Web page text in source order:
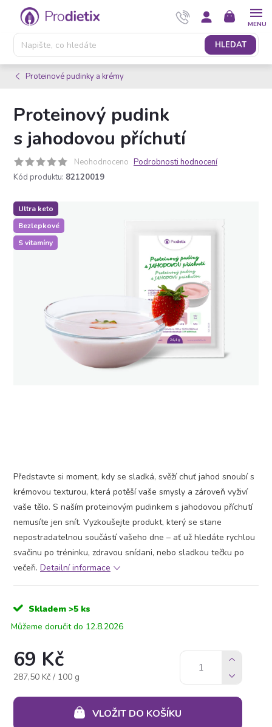
Přejít
obsah
HLEDAT
NÁKUPNÍ
KOŠÍK
Proteinové pudinky a krémy
Proteinový pudink
s jahodovou příchutí
Neohodnoceno Podrobnosti hodnocení
Kód produktu: 82120019
Ultra keto
Bezlepkové
S vitamíny
Představte si moment, kdy se sladká, svěží chuť jahod snoubí s
krémovou texturou, která potěší vaše smysly a zároveň vyživí
vaše tělo. S naším proteinovým pudinkem s jahodovou příchutí
nemusíte jen snít. Vyzkoušejte produkt, který se stane
nepostradatelnou součástí vašeho dne – ať už hledáte rychlou
svačinu po tréninku, zdravou snídani, nebo sladkou tečku po
večeři. Detailní informace
Skladem >5 ks
12.8.2026
69 Kč
Měrná
287,50 Kč / 100 g
VLOŽIT DO KOŠÍKU